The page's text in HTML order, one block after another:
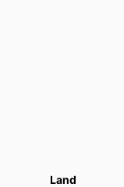
Land